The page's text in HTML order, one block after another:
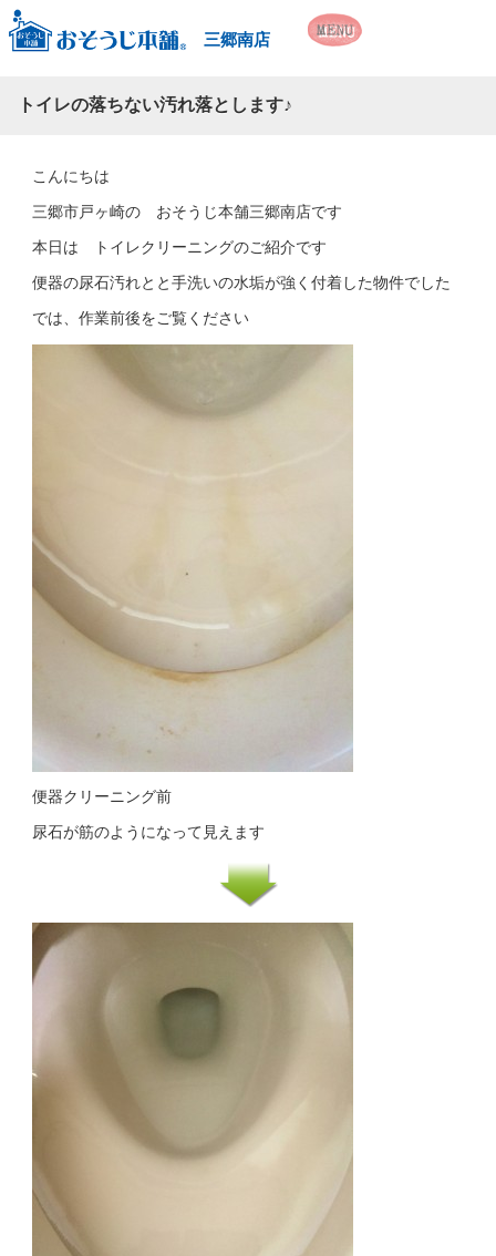
三郷南店
トイレの落ちない汚れ落とします♪
こんにちは
三郷市戸ヶ崎の おそうじ本舗三郷南店です
本日は トイレクリーニングのご紹介です
便器の尿石汚れとと手洗いの水垢が強く付着した物件でした
では、作業前後をご覧ください
便器クリーニング前
尿石が筋のようになって見えます